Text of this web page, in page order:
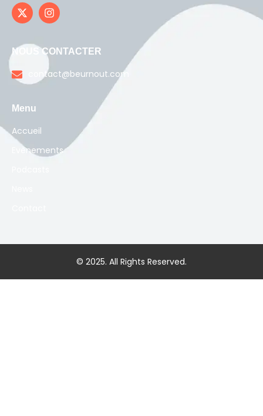
NOUS CONTACTER
contact@beurnout.com
Menu
Accueil
Evènements
© 2025. All Rights Reserved.